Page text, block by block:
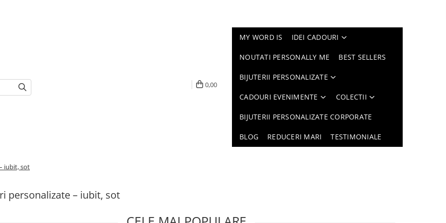
0,00
MY WORD IS IDEI CADOURI
NOUTATI PERSONALLY ME BEST SELLERS
BIJUTERII PERSONALIZATE
CADOURI EVENIMENTE COLECTII
BIJUTERII PERSONALIZATE CORPORATE
BLOG REDUCERI MARI TESTIMONIALE
iubit, sot
personalizate – iubit, sot